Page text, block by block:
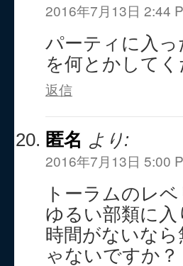
2016年7月13日 2:44
パーティに入
を何とかしてく
返信
匿名 より:
2016年7月13日 5:00
トーラムのレ
ゆるい部類に入
時間がないな
ゃないですか？